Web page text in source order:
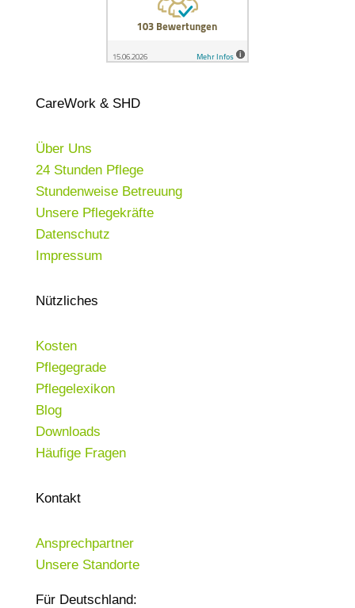
CareWork & SHD
Über Uns
24 Stunden Pflege
Stundenweise Betreuung
Unsere Pflegekräfte
Datenschutz
Impressum
Nützliches
Kosten
Pflegegrade
Pflegelexikon
Blog
Downloads
Häufige Fragen
Kontakt
Ansprechpartner
Unsere Standorte
Für Deutschland: